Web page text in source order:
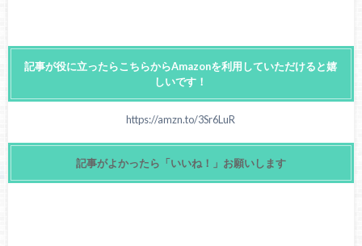
記事が役に立ったらこちらからAmazonを利用していただけると嬉
しいです！
https://amzn.to/3Sr6LuR
記事がよかったら「いいね！」お願いします